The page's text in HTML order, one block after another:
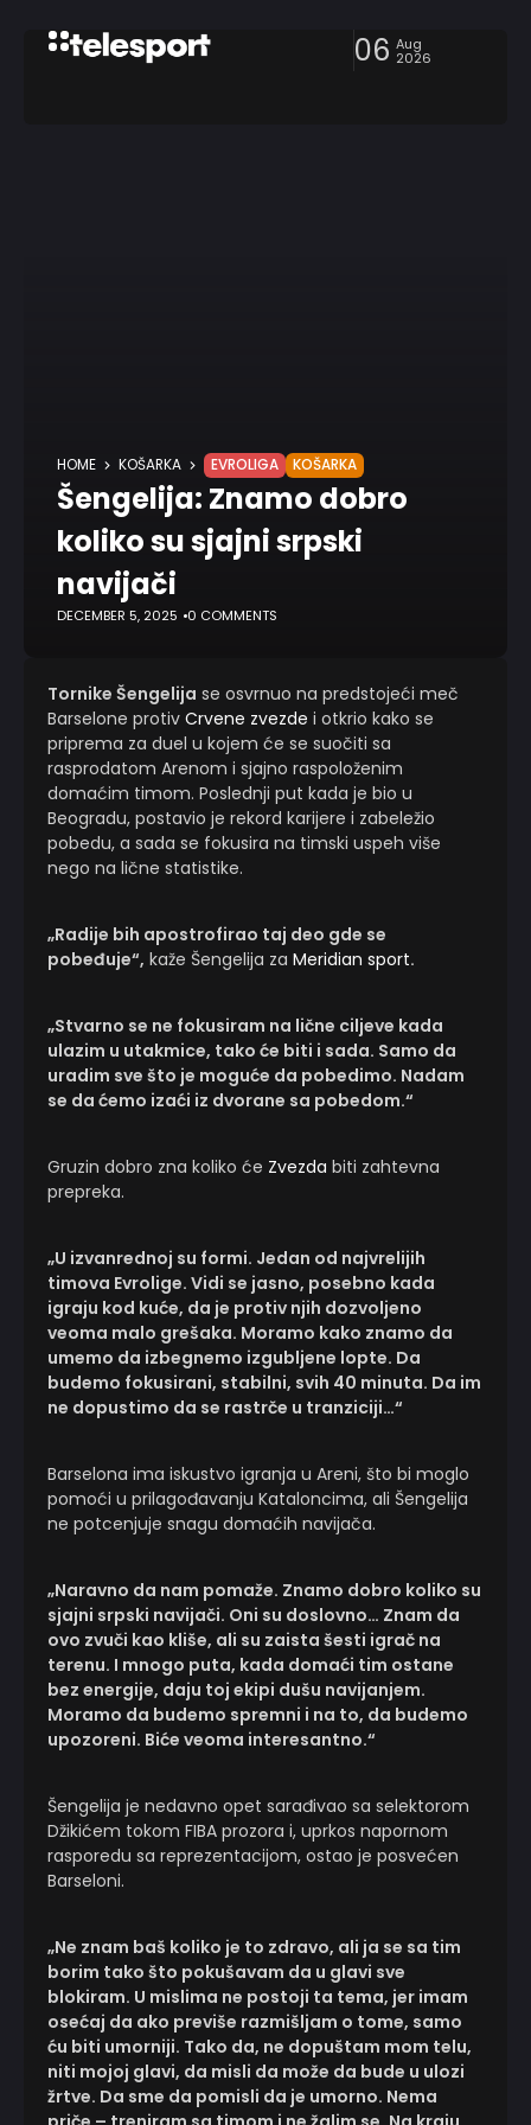
06 Aug
2026
HOME KOŠARKA EVROLIGA KOŠARKA
Šengelija: Znamo dobro
koliko su sjajni srpski
navijači
DECEMBER 5, 2025 0 COMMENTS
Tornike Šengelija se osvrnuo na predstojeći meč
Barselone protiv Crvene zvezde i otkrio kako se
priprema za duel u kojem će se suočiti sa
rasprodatom Arenom i sjajno raspoloženim
domaćim timom. Poslednji put kada je bio u
Beogradu, postavio je rekord karijere i zabeležio
pobedu, a sada se fokusira na timski uspeh više
nego na lične statistike.
„Radije bih apostrofirao taj deo gde se
pobeđuje“, kaže Šengelija za Meridian sport.
„Stvarno se ne fokusiram na lične ciljeve kada
ulazim u utakmice, tako će biti i sada. Samo da
uradim sve što je moguće da pobedimo. Nadam
se da ćemo izaći iz dvorane sa pobedom.“
Gruzin dobro zna koliko će Zvezda biti zahtevna
prepreka.
„U izvanrednoj su formi. Jedan od najvrelijih
timova Evrolige. Vidi se jasno, posebno kada
igraju kod kuće, da je protiv njih dozvoljeno
veoma malo grešaka. Moramo kako znamo da
umemo da izbegnemo izgubljene lopte. Da
budemo fokusirani, stabilni, svih 40 minuta. Da im
ne dopustimo da se rastrče u tranziciji…“
Barselona ima iskustvo igranja u Areni, što bi moglo
pomoći u prilagođavanju Kataloncima, ali Šengelija
ne potcenjuje snagu domaćih navijača.
„Naravno da nam pomaže. Znamo dobro koliko su
sjajni srpski navijači. Oni su doslovno… Znam da
ovo zvuči kao kliše, ali su zaista šesti igrač na
terenu. I mnogo puta, kada domaći tim ostane
bez energije, daju toj ekipi dušu navijanjem.
Moramo da budemo spremni i na to, da budemo
upozoreni. Biće veoma interesantno.“
Šengelija je nedavno opet sarađivao sa selektorom
Džikićem tokom FIBA prozora i, uprkos napornom
rasporedu sa reprezentacijom, ostao je posvećen
Barseloni.
„Ne znam baš koliko je to zdravo, ali ja se sa tim
borim tako što pokušavam da u glavi sve
blokiram. U mislima ne postoji ta tema, jer imam
osećaj da ako previše razmišljam o tome, samo
ću biti umorniji. Tako da, ne dopuštam mom telu,
niti mojoj glavi, da misli da može da bude u ulozi
žrtve. Da sme da pomisli da je umorno. Nema